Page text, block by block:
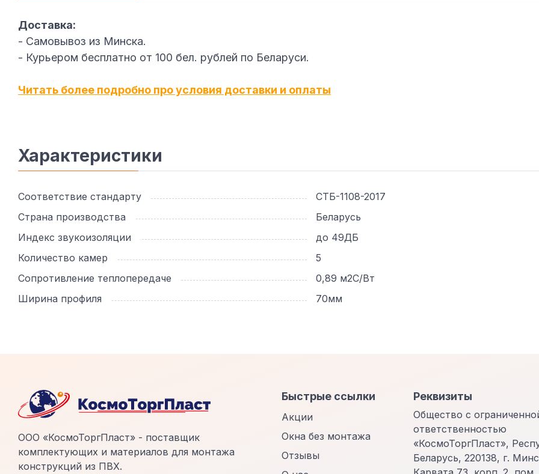
Доставка:
- Самовывоз из Минска.
- Курьером бесплатно от 100 бел. рублей по Беларуси.
Читать более подробно про условия доставки и оплаты
Характеристики
Соответствие стандарту
СТБ-1108-2017
Страна производства
Беларусь
Индекс звукоизоляции
до 49ДБ
Количество камер
5
Сопротивление теплопередаче
0,89 м2С/Вт
Ширина профиля
70мм
ООО «КосмоТоргПласт» - поставщик
комплектующих и материалов для монтажа
конструкций из ПВХ.
Быстрые ссылки
Акции
Окна без монтажа
Отзывы
Реквизиты
Общество с
ответственностью
«КосмоТоргПласт»,
Беларусь, 220138, г.